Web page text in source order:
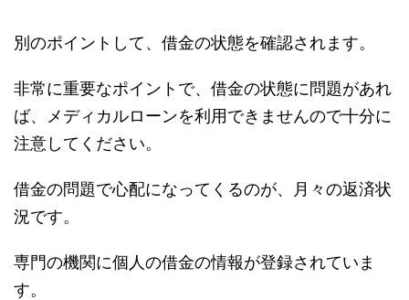
別のポイントして、借金の状態を確認されます。
非常に重要なポイントで、借金の状態に問題があれ
ば、メディカルローンを利用できませんので十分に
注意してください。
借金の問題で心配になってくるのが、月々の返済状
況です。
専門の機関に個人の借金の情報が登録されていま
す。